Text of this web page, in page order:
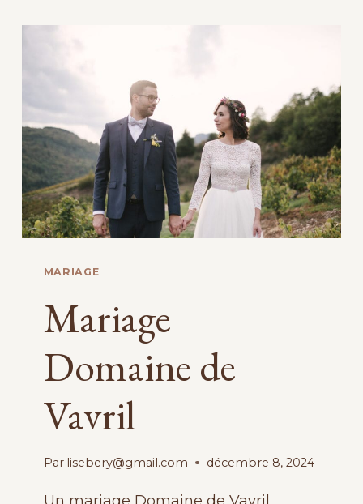
À
GRENOBLE
MARIAGE
Mariage
Domaine de
Vavril
Par lisebery@gmail.com décembre 8, 2024